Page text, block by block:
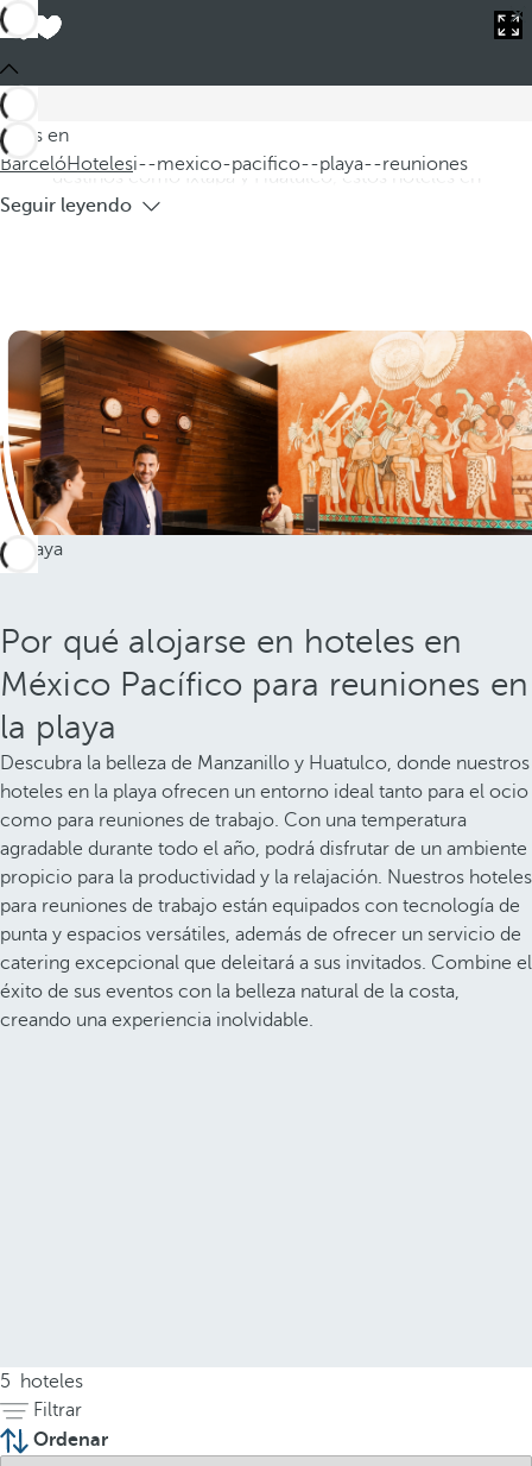
Estás en
BarcelóHotelesi--mexico-pacifico--playa--reuniones
Barceló
i--mexico-pacifico--playa--reuniones
reuniones
disfrutar de la playa y organizar reuniones. Situados en
destinos como Ixtapa y Huatulco, estos hoteles en
Seguir leyendo
Por qué alojarse en hoteles en
México Pacífico para reuniones en
la playa
Descubra la belleza de Manzanillo y Huatulco, donde nuestros
hoteles en la playa ofrecen un entorno ideal tanto para el ocio
como para reuniones de trabajo. Con una temperatura
agradable durante todo el año, podrá disfrutar de un ambiente
propicio para la productividad y la relajación. Nuestros hoteles
para reuniones de trabajo están equipados con tecnología de
punta y espacios versátiles, además de ofrecer un servicio de
catering excepcional que deleitará a sus invitados. Combine el
éxito de sus eventos con la belleza natural de la costa,
creando una experiencia inolvidable.
5
hoteles
Filtrar
Ordenar